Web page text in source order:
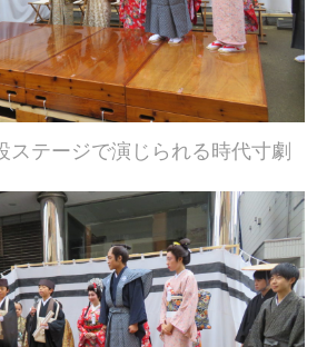
ステージで演じられる時代寸劇